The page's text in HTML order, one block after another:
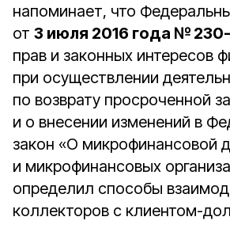
напоминает, что
от 3 июля 2016 года №
прав и законных интересов
при осуществлении
по возврату просроченной
и о внесении изменений в
закон «О микрофинансовой
и микрофинансовых
определил способы
коллекторов с клиентом-